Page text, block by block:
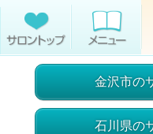
金沢市の
石川県の